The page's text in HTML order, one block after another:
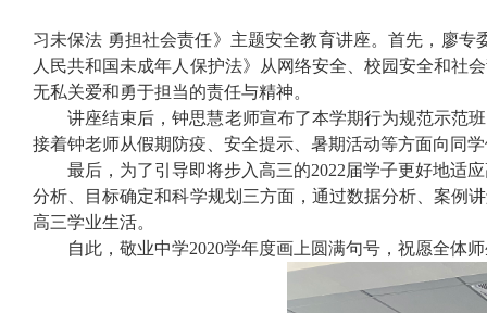
习未保法 勇担社会责任》主题安全教育讲座。首先，廖专
人民共和国未成年人保护法》从网络安全、校园安全和社
无私关爱和勇于担当的责任与精神。
讲座结束后，钟思慧老师宣布了本学期行为规范示范
接着钟老师从假期防疫、安全提示、暑期活动等方面向同
最后，为了引导即将步入高三的2022届学子更好地适
分析、目标确定和科学规划三方面，通过数据分析、案例
高三学业生活。
自此，敬业中学2020学年度画上圆满句号，祝愿全体